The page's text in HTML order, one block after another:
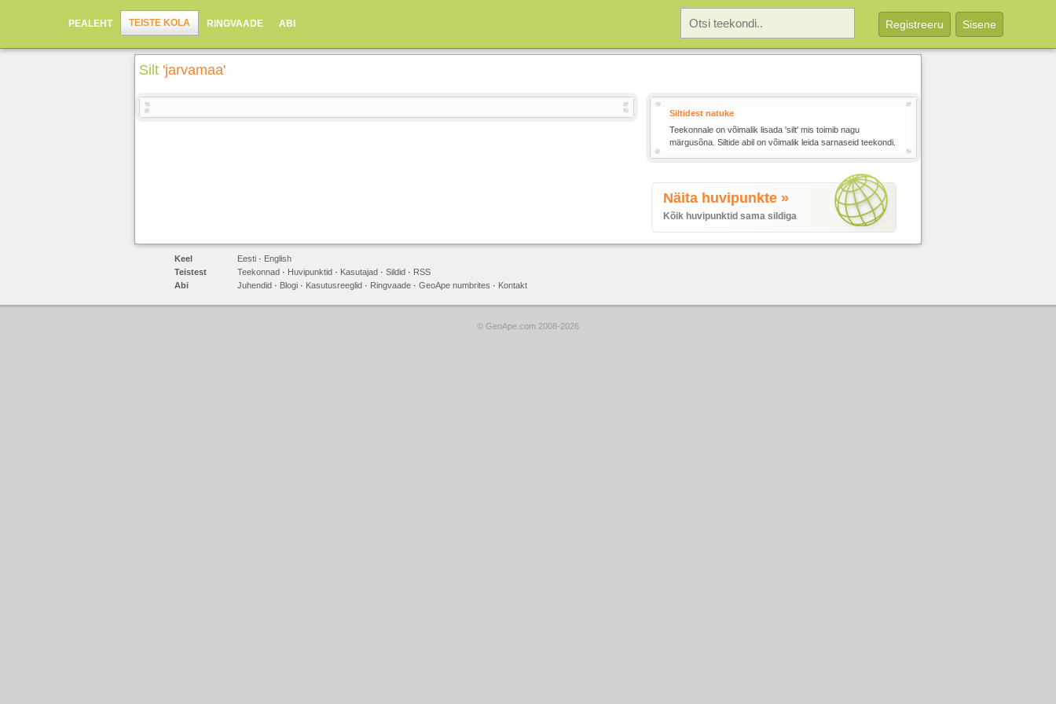
PEALEHT TEISTE KOLA RINGVAADE ABI Sisene
Registreeru
Silt 'jarvamaa'
Siltidest natuke
Teekonnale on võimalik lisada 'silt' mis toimib nagu
märgusõna. Siltide abil on võimalik leida sarnaseid teekondi.
Näita huvipunkte »
Kõik huvipunktid sama sildiga
Keel Eesti · English
Teistest
Teekonnad · Huvipunktid · Kasutajad · Sildid · RSS
Abi
Juhendid · Blogi · Kasutusreeglid · Ringvaade · GeoApe numbrites · Kontakt
© GeoApe.com 2008-2026